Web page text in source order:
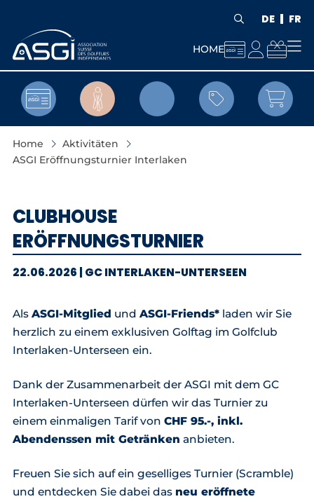
 DE FR
HOME  
 
Home
Aktivitäten
ASGI Eröffnungsturnier Interlaken
CLUBHOUSE
ERÖFFNUNGSTURNIER
22.06.2026 | GC INTERLAKEN-UNTERSEEN
Als ASGI-Mitglied und ASGI-Friends*laden wir Sie
herzlich zu einem exklusiven Golftag im Golfclub
Interlaken-Unterseen ein.
Dank der Zusammenarbeit der ASGI mit dem GC
Interlaken-Unterseen dürfen wir das Turnier zu
einem einmaligen Tarif von CHF 95.-, inkl.
Abendenssen mit Getränken anbieten.
Freuen Sie sich auf ein geselliges Turnier (Scramble)
und entdecken Sie dabei das neu eröffnete